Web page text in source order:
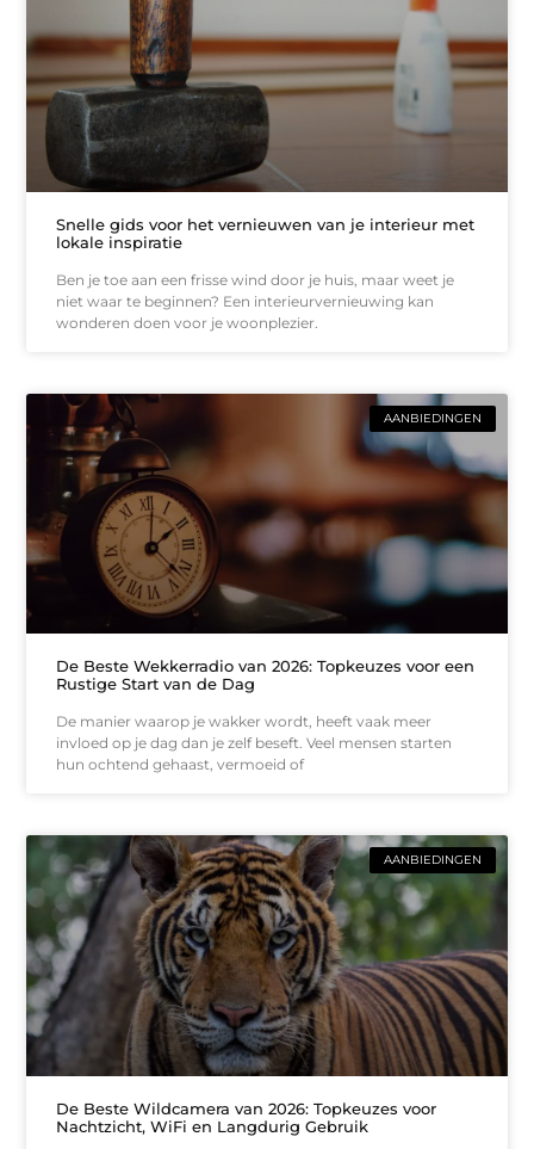
Snelle gids voor het vernieuwen van je interieur met
lokale inspiratie
Ben je toe aan een frisse wind door je huis, maar weet je
niet waar te beginnen? Een interieurvernieuwing kan
wonderen doen voor je woonplezier.
AANBIEDINGEN
De Beste Wekkerradio van 2026: Topkeuzes voor een
Rustige Start van de Dag
De manier waarop je wakker wordt, heeft vaak meer
invloed op je dag dan je zelf beseft. Veel mensen starten
hun ochtend gehaast, vermoeid of
AANBIEDINGEN
De Beste Wildcamera van 2026: Topkeuzes voor
Nachtzicht, WiFi en Langdurig Gebruik